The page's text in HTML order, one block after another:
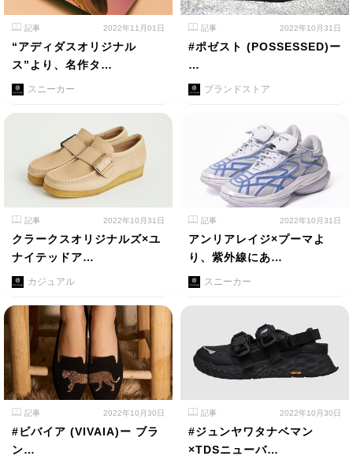
記事 2022年11月01日
“アディダスオリジナル
ス”より、名作タ…
スニーカー
記事 2022年10月31日
#ポゼスト (POSSESSED)ー
…
ブランドストア
記事 2022年10月31日
クラークスオリジナルズ×ユ
ナイテッドア…
カジュアル
記事 2022年10月31日
アンリアレイジ×プーマよ
り、紫外線にあ…
スニーカー
記事 2022年10月30日
#ビバイア (VIVAIA)ー ブラ
ン…
記事 2022年10月30日
#ジュンヤワタナベマン
×TDSニューバ…